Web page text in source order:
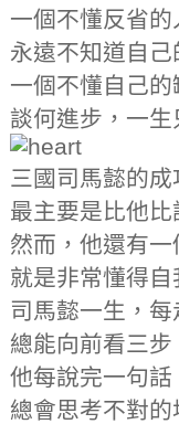
一個不懂反省的
永遠不知道自己
一個不懂自己的
談何進步，一生
三國司馬懿的成
最主要是比他比
然而，他還有一
就是非常懂得自
司馬懿一生，每
總能向前看三步
他每說完一句話
總會思考不對的